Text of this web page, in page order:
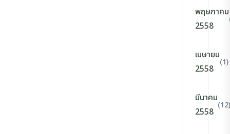
พฤษภาคม
2558
เมษายน
2558
(1)
มีนาคม
2558
(12)